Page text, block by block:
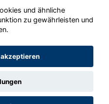
2020 - 2026
und ähnliche
zu gewährleisten und